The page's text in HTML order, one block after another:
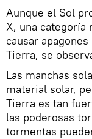
Aunque el Sol
X, una categoría
causar
Tierra, se
Las manchas
material solar,
Tierra es tan
las poderosas
tormentas